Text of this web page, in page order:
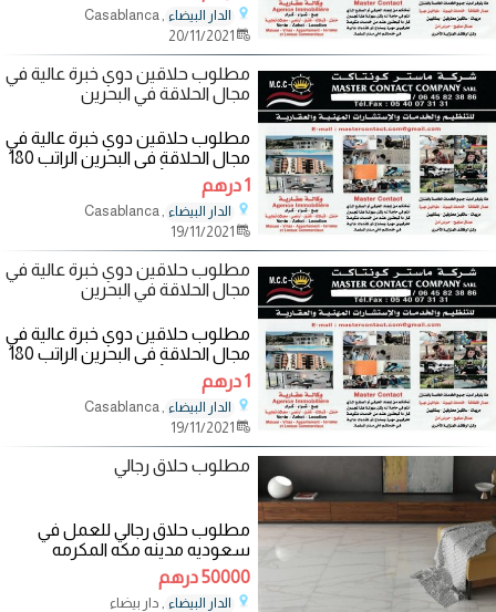
الدار البيضاء , Casablanca
مطلوب حلاقين دوي خبرة عالية في
مجال الحلاقة في البحرين
مطلوب حلاقين دوي خبرة عالية في
مجال الحلاقة في البحرين الراتب 180
ىينار متوفر الأكل و المواصلات و
1 درهم
الدار البيضاء , Casablanca
مطلوب حلاقين دوي خبرة عالية في
مجال الحلاقة في البحرين
مطلوب حلاقين دوي خبرة عالية في
مجال الحلاقة في البحرين الراتب 180
ىينار متوفر الأكل و المواصلات و
1 درهم
الدار البيضاء , Casablanca
مطلوب حلاق رجالي
مطلوب حلاق رجالي للعمل في
سعوديه مدينه مكه المكرمه
السكن متوفر مكان العمل قريب
من محل سكن
50000 درهم
الدار البيضاء , دار بيضاء